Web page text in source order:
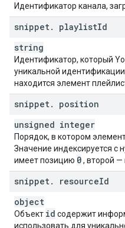
Идентификатор канала,
snippet. playlistId
string
Идентификатор, который
уникальной
находится элемент
snippet.
position
unsigned integer
Порядок, в котором
Значение индексируется с
имеет позицию 0, второй
snippet. resourceId
object
Объект id содержит
использовать для